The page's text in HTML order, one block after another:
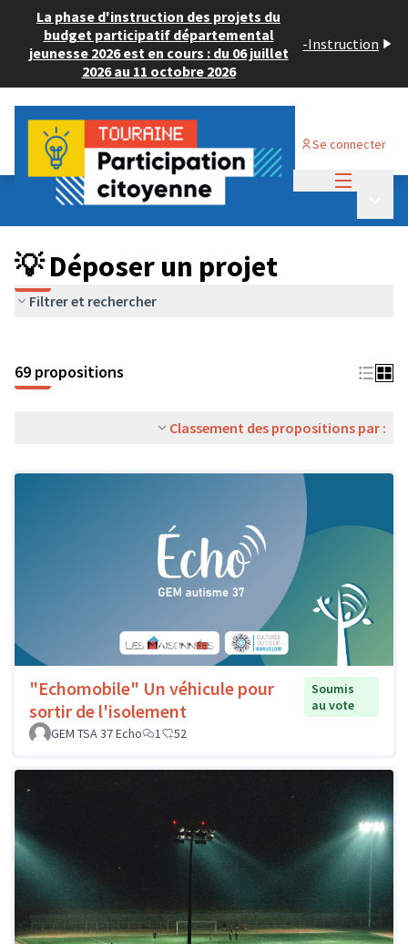
La phase d'instruction des projets du
budget participatif départemental
jeunesse 2026 est en cours : du 06 juillet
2026 au 11 octobre 2026
-Instruction
Se connecter
Budget Participatif ADULTE 2024
💡 Déposer un projet
💡 Déposer un projet
Filtrer et rechercher
69 propositions
Classement des propositions par :
"Echomobile" Un véhicule pour
sortir de l'isolement
Soumis
au vote
GEM TSA 37 Echo
1 52